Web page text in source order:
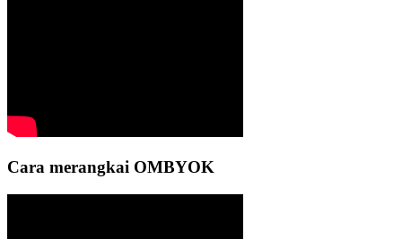
Cara merangkai OMBYOK